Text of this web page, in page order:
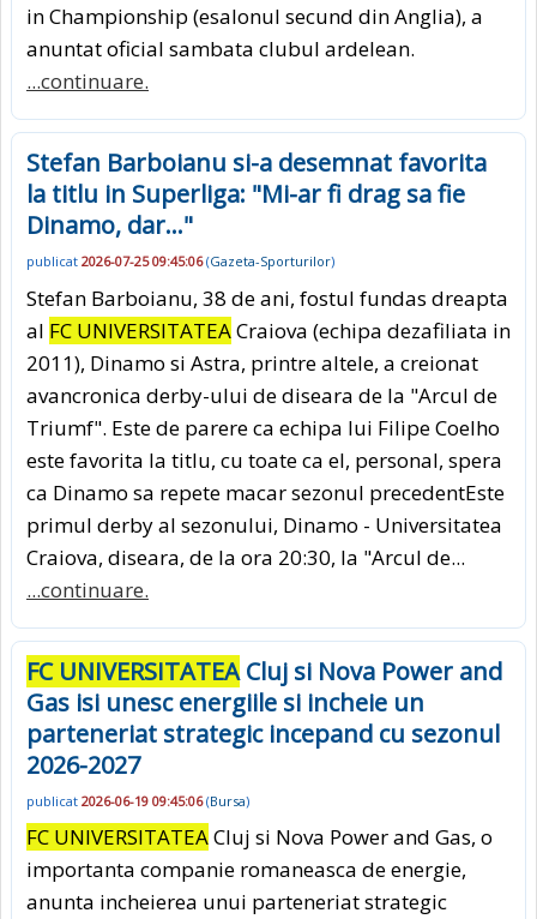
in Championship (esalonul secund din Anglia), a
anuntat oficial sambata clubul ardelean.
...continuare.
Stefan Barboianu si-a desemnat favorita
la titlu in Superliga: "Mi-ar fi drag sa fie
Dinamo, dar..."
publicat 2026-07-25 09:45:06(Gazeta-Sporturilor)
Stefan Barboianu, 38 de ani, fostul fundas dreapta
al FC UNIVERSITATEACraiova (echipa dezafiliata in
2011), Dinamo si Astra, printre altele, a creionat
avancronica derby-ului de diseara de la "Arcul de
Triumf". Este de parere ca echipa lui Filipe Coelho
este favorita la titlu, cu toate ca el, personal, spera
ca Dinamo sa repete macar sezonul precedentEste
primul derby al sezonului, Dinamo - Universitatea
Craiova, diseara, de la ora 20:30, la "Arcul de...
...continuare.
FC UNIVERSITATEACluj si Nova Power and
Gas isi unesc energiile si incheie un
parteneriat strategic incepand cu sezonul
2026-2027
publicat 2026-06-19 09:45:06(Bursa)
FC UNIVERSITATEACluj si Nova Power and Gas, o
importanta companie romaneasca de energie,
anunta incheierea unui parteneriat strategic